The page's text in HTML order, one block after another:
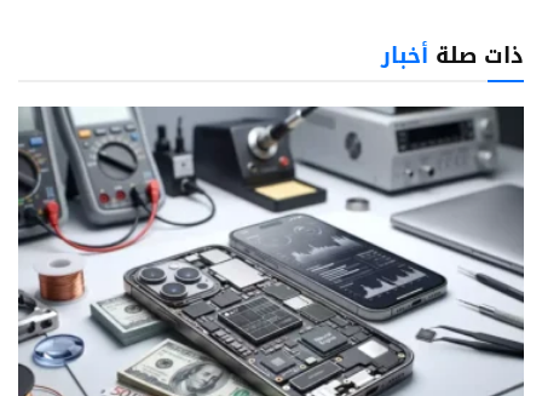
ذات صلة أخبار